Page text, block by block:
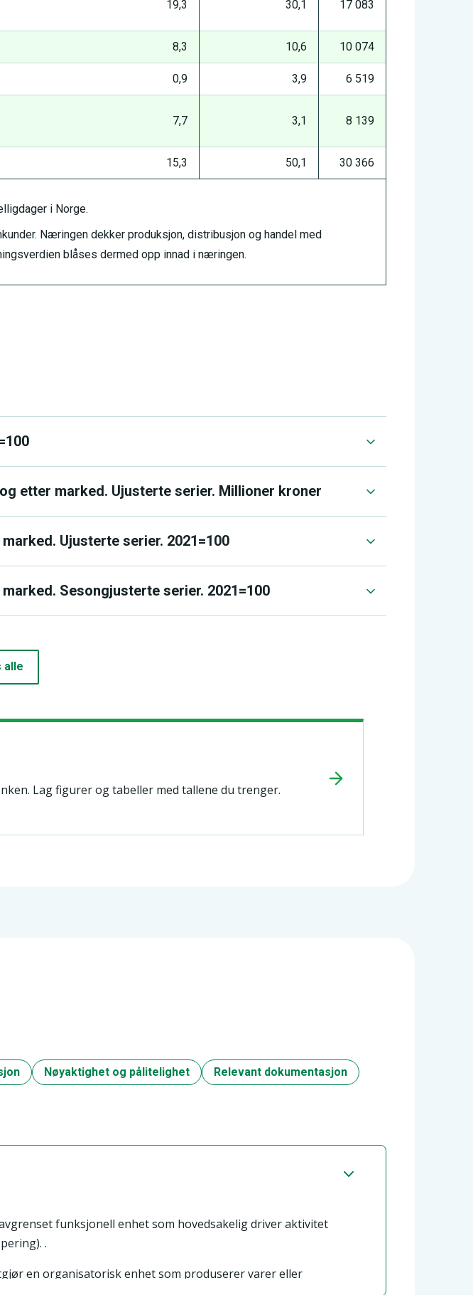
19,3 30,1 17 083
8,3 10,6 10 074
0,9 3,9 6 519
7,7 3,1 8 139
15,3 50,1 30 366
i Norge.
Næringen dekker produksjon, distribusjon og handel med
blåses dermed opp innad i næringen.
etter marked. Ujusterte serier. Millioner kroner
Ujusterte serier. 2021=100
Sesongjusterte serier. 2021=100
alle
Lag figurer og tabeller med tallene du trenger.
Nøyaktighet og pålitelighet
Relevant dokumentasjon
funksjonell enhet som hovedsakelig driver aktivitet
.
en organisatorisk enhet som produserer varer eller